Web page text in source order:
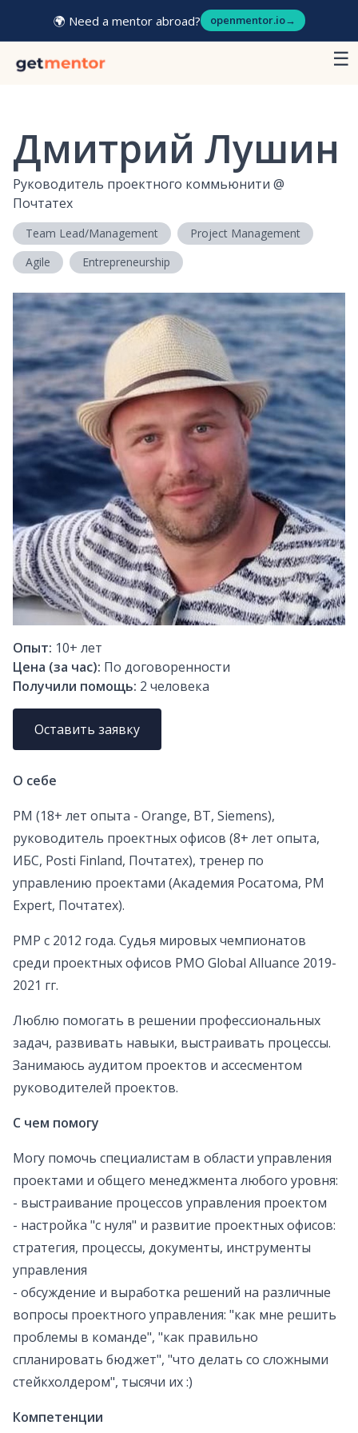
🌍 Need a mentor abroad? openmentor.io→
☰
Дмитрий Лушин
Руководитель проектного коммьюнити @
Почтатех
Team Lead/Management
Project Management
Agile
Entrepreneurship
Опыт: 10+ лет
Цена (за час): По договоренности
Получили помощь: 2 человека
Оставить заявку
О себе
РМ (18+ лет опыта - Orange, BT, Siemens),
руководитель проектных офисов (8+ лет опыта,
ИБС, Posti Finland, Почтатех), тренер по
управлению проектами (Академия Росатома, PM
Expert, Почтатех).
PMP с 2012 года. Судья мировых чемпионатов
среди проектных офисов PMO Global Alluance 2019-
2021 гг.
Люблю помогать в решении профессиональных
задач, развивать навыки, выстраивать процессы.
Занимаюсь аудитом проектов и ассесментом
руководителей проектов.
С чем помогу
Могу помочь специалистам в области управления
проектами и общего менеджмента любого уровня:
- выстраивание процессов управления проектом
- настройка "с нуля" и развитие проектных офисов:
стратегия, процессы, документы, инструменты
управления
- обсуждение и выработка решений на различные
вопросы проектного управления: "как мне решить
проблемы в команде", "как правильно
спланировать бюджет", "что делать со сложными
стейкхолдером", тысячи их :)
Компетенции